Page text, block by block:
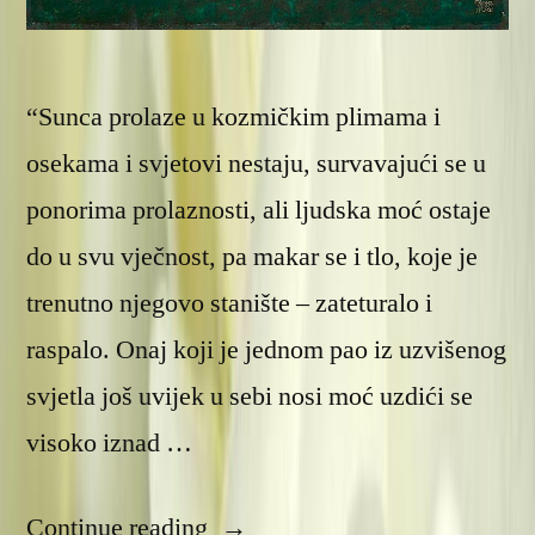
“Sunca prolaze u kozmičkim plimama i
osekama i svjetovi nestaju, survavajući se u
ponorima prolaznosti, ali ljudska moć ostaje
do u svu vječnost, pa makar se i tlo, koje je
trenutno njegovo stanište – zateturalo i
raspalo. Onaj koji je jednom pao iz uzvišenog
svjetla još uvijek u sebi nosi moć uzdići se
visoko iznad …
Continue reading “Najviša